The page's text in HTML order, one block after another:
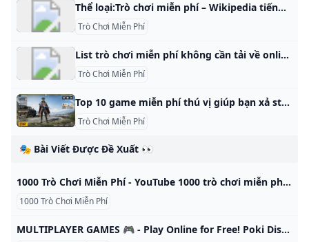
Thể loại:Trò chơi miễn phí – Wikipedia tiếng Việt Thêm ngôn ngữ Thêm liên kếtThể loại này chứa 2 trang sau, trên tổng số 2 trang. A Anno Online L Liên Minh Huyền Thoại Anno Online Liên Minh Huyền Thoại
Trò Chơi Miễn Phí
List trò chơi miễn phí không cần tải về online 2022 Bạn nghĩ rằng chơi game thì cần một cấu hình máy mạnh? Hoặc dung lượng bộ nhớ phải nhiều? Đừng lo, nếu bạn muốn giải trí mà không có dàn máy xịn hoặc bộ nhớ có hạn thì vẫn có một số trò chơi miễn phí không cần tải về chơi trên PC/laptop dưới đây! Bạn nghĩ rằng chơi game thì cần một cấu hình máy mạnh? Hoặc dung lượng bộ nhớ phải nhiều?
Trò Chơi Miễn Phí
Top 10 game miễn phí thú vị giúp bạn xả stress tức thì Nếu bạn đang tìm kiếm những game miễn phí để xả stress tức thì thì đây là 10 game vui miễn phí đáng chơi nhất 2022.
Trò Chơi Miễn Phí
🎭 Bài Viết Được Đề Xuất 👀
1000 Trò Chơi Miễn Phí - YouTube 1000 trò chơi miễn phí online hay nhất không cần tải về, chơi ngay 1000 trò chơi miễn phí trên goole poki, y8, 2 người hot nhấtWebsite : https://1000troch…
1000 Trò Chơi Miễn Phí
MULTIPLAYER GAMES 🎮 - Play Online for Free! Poki Discover the best multiplayer games on the most popular website for free online games! Poki works on your mobile, tablet, or computer. No downloads, no login. Play now! Stickman Crazy Box Escape From School Disaster Arena G-Switch 4 Tag Tag 2 MiniBattles PartyToons Fantasy Sandbox WorldGuessr - Free Geoguessr What are the most popular Multiplayer Games for the mobile phone or tablet? Stickman Crazy Box Escape From School Disaster Arena G-Switch 4 Tag 2